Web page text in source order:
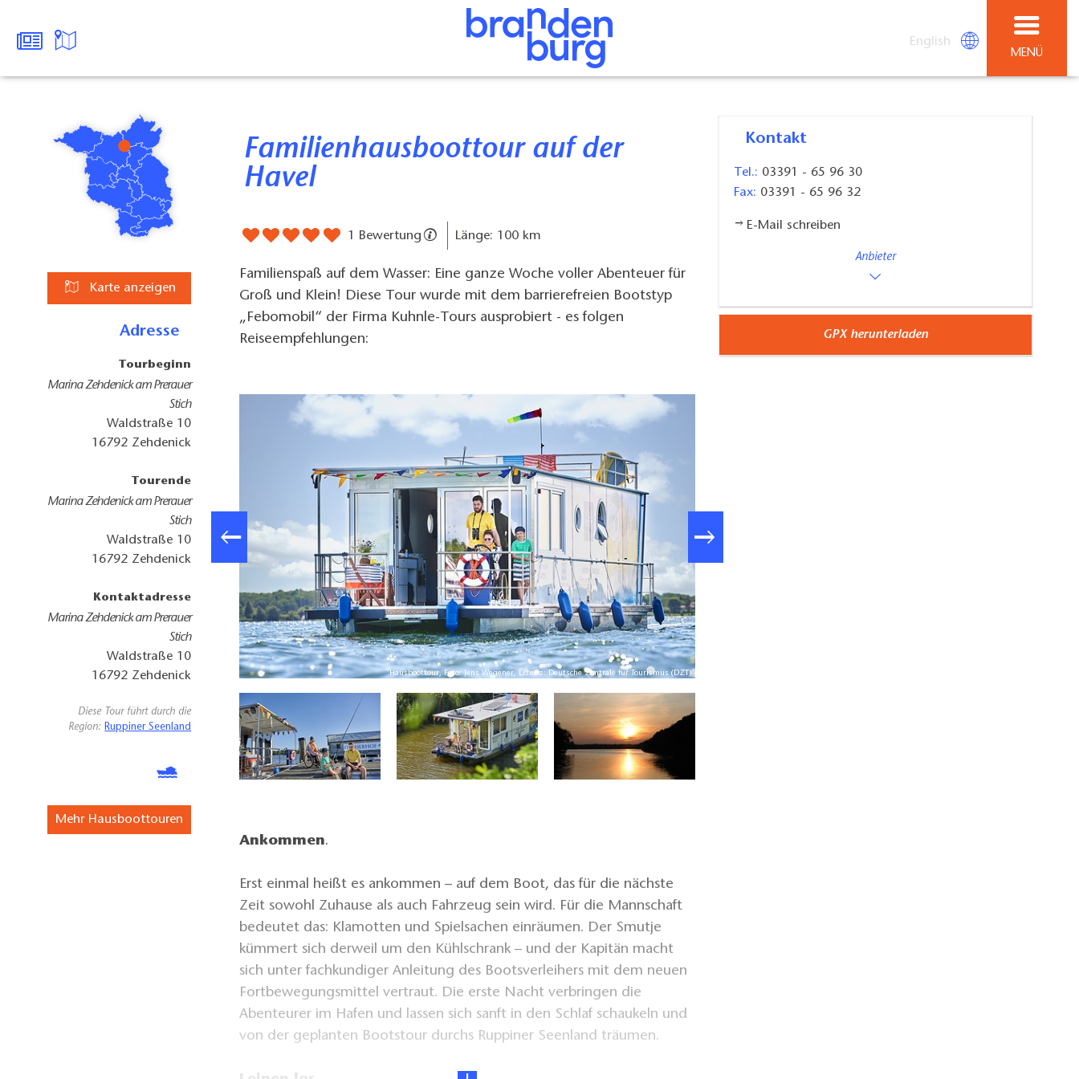
English
MENÜ
Karte anzeigen
Adresse
Tourbeginn
Marina Zehdenick am Prerauer
Stich
Waldstraße 10
16792 Zehdenick
Tourende
Marina Zehdenick am Prerauer
Stich
Waldstraße 10
16792 Zehdenick
Kontaktadresse
Marina Zehdenick am Prerauer
Stich
Waldstraße 10
16792 Zehdenick
Diese Tour führt durch die
Region: Ruppiner Seenland
Mehr Hausboottouren
Familienhausboottour auf der
Havel
1 Bewertung Länge: 100 km
Familienspaß auf dem Wasser: Eine ganze Woche voller Abenteuer für
Groß und Klein! Diese Tour wurde mit dem barrierefreien Bootstyp
„Febomobil“ der Firma Kuhnle-Tours ausprobiert - es folgen
Reiseempfehlungen:
Foto: Tom Schweers, Lizenz: Ziegeleipark Mildenberg Hausboottour, Foto: Jens Wegener, Lizenz: Deutsche Zentrale für Tourismus (DZT)
Ankommen.
Erst einmal heißt es ankommen – auf dem Boot, das für die nächste
Zeit sowohl Zuhause als auch Fahrzeug sein wird. Für die Mannschaft
bedeutet das: Klamotten und Spielsachen einräumen. Der Smutje
kümmert sich derweil um den Kühlschrank – und der Kapitän macht
sich unter fachkundiger Anleitung des Bootsverleihers mit dem neuen
Fortbewegungsmittel vertraut. Die erste Nacht verbringen die
Abenteurer im Hafen und lassen sich sanft in den Schlaf schaukeln und
von der geplanten Bootstour durchs Ruppiner Seenland träumen.
Kontakt
Tel.: 03391 - 65 96 30
Fax: 03391 - 65 96 32
E-Mail schreiben
Anbieter
GPX herunterladen